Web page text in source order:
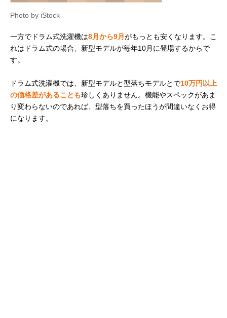
Photo by iStock
一方でドラム式洗濯機は8月から9月がもっとも安くなります。こ
れはドラム式の場合、新型モデルが毎年10月に登場するからで
す。
ドラム式洗濯機では、新型モデルと型落ちモデルとで10万円以上
の価格差があることも珍しくありません。機能やスペックがあま
り変わらないのであれば、型落ちを買ったほうが間違いなくお得
になります。